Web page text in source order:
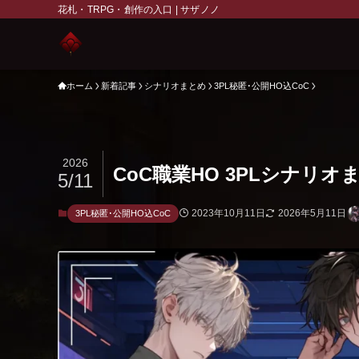
花札・TRPG・創作の入口 | サザノノ
ホーム 新着記事 シナリオまとめ 3PL秘匿･公開HO込CoC
CoC職業HO 3PLシナリオ
2026
5/11
3PL秘匿･公開HO込CoC 2023年10月11日 2026年5月11日